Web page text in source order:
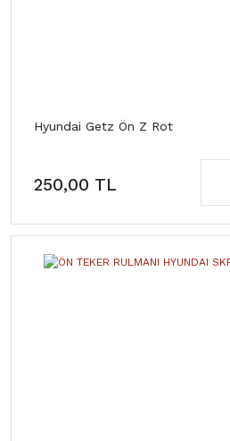
Hyundai Getz Ön Z Rot
250,00 TL